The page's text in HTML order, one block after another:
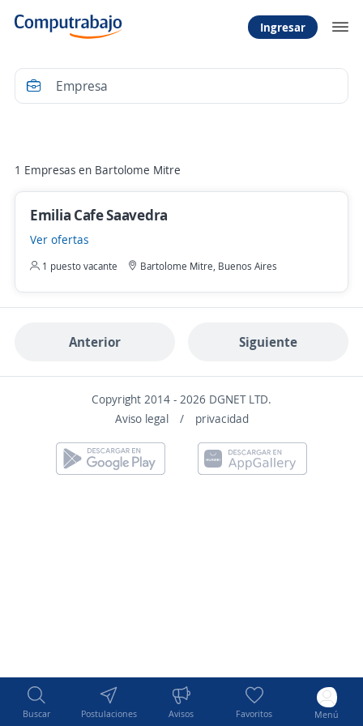
Ingresar
Buscar Postulaciones Avisos Favoritos Menú
1 Empresas en Bartolome Mitre
Emilia Cafe Saavedra
Ver ofertas
1 puesto vacante Bartolome Mitre, Buenos Aires
Anterior Siguiente
Copyright 2014 - 2026 DGNET LTD.
Aviso legal
/ privacidad